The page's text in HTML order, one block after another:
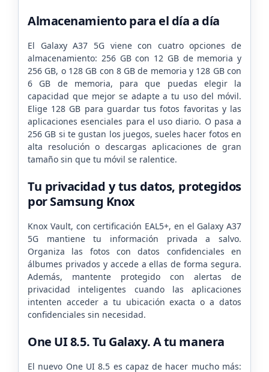
Almacenamiento para el día a día
El Galaxy A37 5G viene con cuatro opciones de
almacenamiento: 256 GB con 12 GB de memoria y
256 GB, o 128 GB con 8 GB de memoria y 128 GB con
6 GB de memoria, para que puedas elegir la
capacidad que mejor se adapte a tu uso del móvil.
Elige 128 GB para guardar tus fotos favoritas y las
aplicaciones esenciales para el uso diario. O pasa a
256 GB si te gustan los juegos, sueles hacer fotos en
alta resolución o descargas aplicaciones de gran
tamaño sin que tu móvil se ralentice.
Tu privacidad y tus datos, protegidos
por Samsung Knox
Knox Vault, con certificación EAL5+, en el Galaxy A37
5G mantiene tu información privada a salvo.
Organiza las fotos con datos confidenciales en
álbumes privados y accede a ellas de forma segura.
Además, mantente protegido con alertas de
privacidad inteligentes cuando las aplicaciones
intenten acceder a tu ubicación exacta o a datos
confidenciales sin necesidad.
One UI 8.5. Tu Galaxy. A tu manera
El nuevo One UI 8.5 es capaz de hacer mucho más: